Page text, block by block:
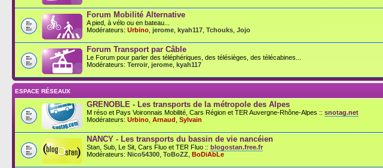
Forum Mobilité Alternative
A pied, à vélo ou en bateau...
Modérateurs: Urbino jerome kyah117 Tchouks Jojo
Forum Transport par Câble
Le Forum pour parler des téléphériques, des télésièges, des télécabines...
Modérateurs: Terroir jerome kyah117
ESPACE RÉSEAUX
GRENOBLE - Les transports de la métropole des Alpes
M réso et Pays Voironnais Mobilité, Cars Région et TER Auvergne-Rhône-Alpes :: snotag.net
Modérateurs: Urbino Arnaud Sylvain
NANCY - Les transports du bassin de vie nancéien
Stan, Sub, Le Sit, Cars Fluo et TER Fluo :: blogostan.free.fr
Modérateurs: Nico54300 ToBoZZ BoDiAbLe